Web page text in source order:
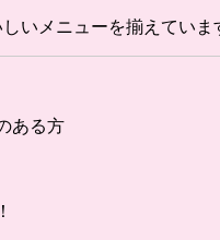
いメニューを揃えていま
ある方